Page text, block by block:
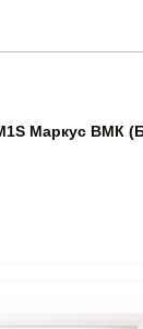
Маркус ВМК